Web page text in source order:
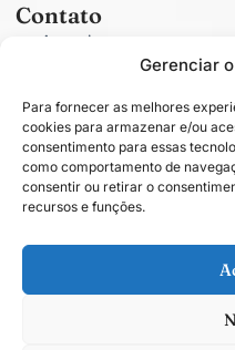
Gerenciar
Para fornecer as melhores
cookies para armazenar e/ou
consentimento para essas
como comportamento de
consentir ou retirar o
recursos e funções.
Contato
Anunciar
Política de Privacidade
Todos os direitos estão